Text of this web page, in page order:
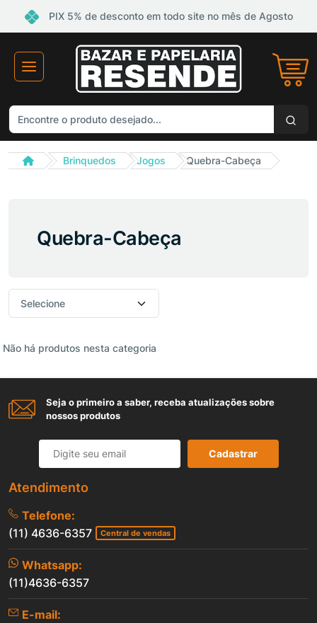
PIX 5% de desconto em todo site no mês de Agosto
Brinquedos Jogos Quebra-Cabeça
Quebra-Cabeça
Não há produtos nesta categoria
Seja o primeiro a saber, receba atualizações sobre
nossos produtos
Cadastrar
Atendimento
Telefone:
(11) 4636-6357
Central de vendas
Whatsapp:
(11)4636-6357
E-mail: